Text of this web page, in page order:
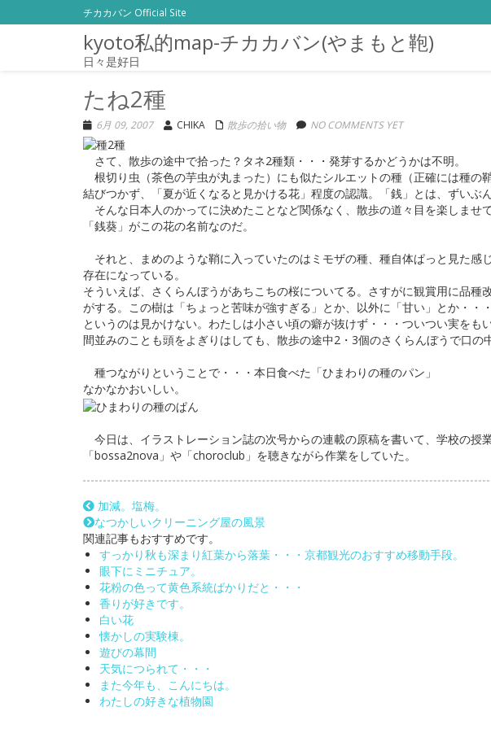
チカカバン Official Site
kyoto私的map-チカカバン(やまもと鞄)
日々是好日
たね2種
6月 09, 2007 CHIKA 散歩の拾い物 NO COMMENTS YET
さて、散歩の途中で拾った？タネ2種類・・・発芽するかどうかは不明。
根切り虫（茶色の芋虫が丸まった）にも似たシルエットの種（正確には種の鞘
結びつかず、「夏が近くなると見かける花」程度の認識。「銭」とは、ずいぶ
そんな日本人のかってに決めたことなど関係なく、散歩の道々目を楽しま
「銭葵」がこの花の名前なのだ。
それと、まめのような鞘に入っていたのはミモザの種、種自体ぱっと見た
存在になっている。
そういえば、さくらんぼうがあちこちの桜についてる。さすがに観賞用に品
がする。この樹は「ちょっと苦味が強すぎる」とか、以外に「甘い」とか・
というのは見かけない。わたしは小さい頃の癖が抜けず・・・ついつい実を
間並みのことも頭をよぎりはしても、散歩の途中2・3個のさくらんぼうで口の
種つながりということで・・・本日食べた「ひまわりの種のパン」
なかなかおいしい。
今日は、イラストレーション誌の次号からの連載の原稿を書いて、学校の授
「bossa2nova」や「choroclub」を聴きながら作業をしていた。
加減。塩梅。
なつかしいクリーニング屋の風景
関連記事もおすすめです。
すっかり秋も深まり紅葉から落葉・・・京都観光のおすすめ移動手段。
眼下にミニチュア。
花粉の色って黄色系統ばかりだと・・・
香りが好きです。
白い花
懐かしの実験棟。
遊びの幕間
天気につられて・・・
また今年も、こんにちは。
わたしの好きな植物園